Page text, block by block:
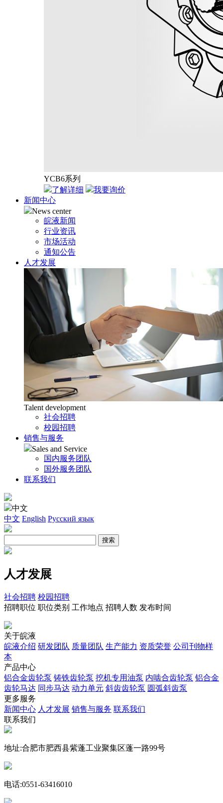
YCB6系列
了解详细
我要询价
新闻中心
News center
皖液新闻
行业资讯
市场活动
通知公告
人才发展
Talent development
社会招聘
校园招聘
销售与服务
Sales and Service
国内服务团队
国外服务团队
联系我们
中文
中文 English Русский язык
人才发展
社会招聘 校园招聘
招聘职位 职位类别 工作地点 招聘人数 发布时间
关于皖液
皖液介绍 研发团队 质量团队 生产能力 资质荣誉 公司刊物样
本
产品中心
铝合金齿轮泵 铸铁齿轮泵 挖机专用油泵 内啮合齿轮泵 铝合金
齿轮马达 同步马达 动力单元 斜齿齿轮泵 圆弧斜齿泵
更多服务
新闻中心 人才发展 销售与服务 联系我们
联系我们
地址:合肥市肥西县紫蓬工业聚集区蓬一路99号
电话:0551-63416010